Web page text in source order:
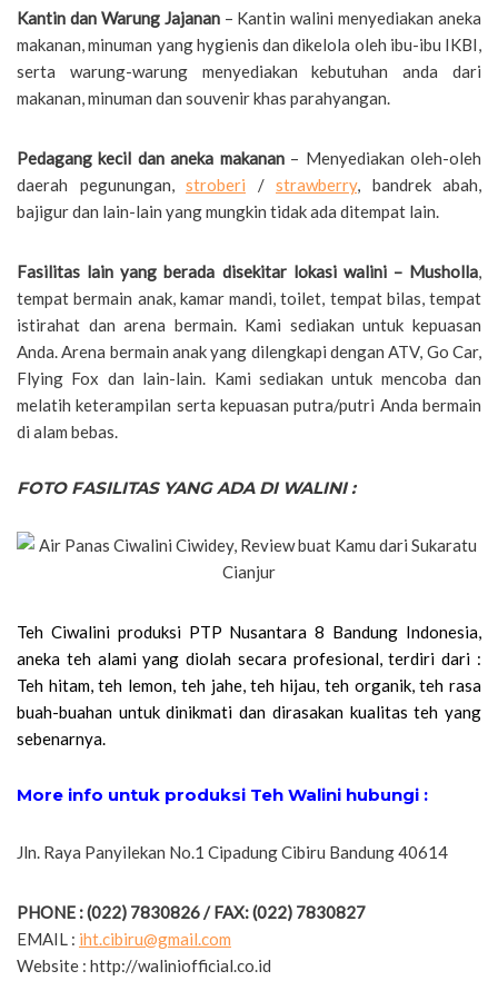
Kantin dan Warung Jajanan– Kantin walini menyediakan aneka
makanan, minuman yang hygienis dan dikelola oleh ibu-ibu IKBI,
serta warung-warung menyediakan kebutuhan anda dari
makanan, minuman dan souvenir khas parahyangan.
Pedagang kecil dan aneka makanan– Menyediakan oleh-oleh
daerah pegunungan, stroberi / strawberry, bandrek abah,
bajigur dan lain-lain yang mungkin tidak ada ditempat lain.
Fasilitas lain yang berada disekitar lokasi walini – Musholla,
tempat bermain anak, kamar mandi, toilet, tempat bilas, tempat
istirahat dan arena bermain. Kami sediakan untuk kepuasan
Anda. Arena bermain anak yang dilengkapi dengan ATV, Go Car,
Flying Fox dan lain-lain. Kami sediakan untuk mencoba dan
melatih keterampilan serta kepuasan putra/putri Anda bermain
di alam bebas.
FOTO FASILITAS YANG ADA DI WALINI :
Teh Ciwalini produksi PTP Nusantara 8 Bandung Indonesia,
aneka teh alami yang diolah secara profesional, terdiri dari :
Teh hitam, teh lemon, teh jahe, teh hijau, teh organik, teh rasa
buah-buahan untuk dinikmati dan dirasakan kualitas teh yang
sebenarnya.
More info untuk produksi Teh Walini hubungi :
Jln. Raya Panyilekan No.1 Cipadung Cibiru Bandung 40614
PHONE : (022) 7830826 / FAX: (022) 7830827
EMAIL : iht.cibiru@gmail.com
Website : http://waliniofficial.co.id